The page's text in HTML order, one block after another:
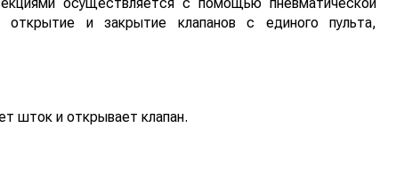
открытие и закрытие клапанов с единого пульта,
шток и открывает клапан.